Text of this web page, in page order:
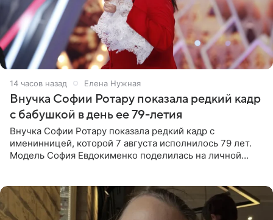
14 часов назад Елена Нужная
Внучка Софии Ротару показала редкий кадр
с бабушкой в день ее 79-летия
Внучка Софии Ротару показала редкий кадр с
именинницей, которой 7 августа исполнилось 79 лет.
Модель София Евдокименко поделилась на личной